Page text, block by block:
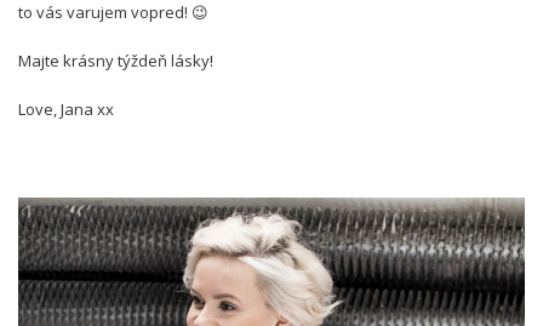
to vás varujem vopred! 😉
Majte krásny týždeň lásky!
Love, Jana xx